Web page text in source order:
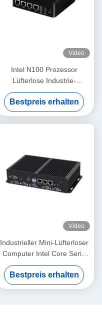
Video
Intel N100 Prozessor
Lüfterlose Industrie-
Minicomputer Dual COM
DDR4 RAM 4LAN
Bestpreis erhalten
Video
Industrieller Mini-Lüfterloser
Computer Intel Core Serie
Prozessor 1115G4 3LAN
6COM DDR4 RAM
Bestpreis erhalten